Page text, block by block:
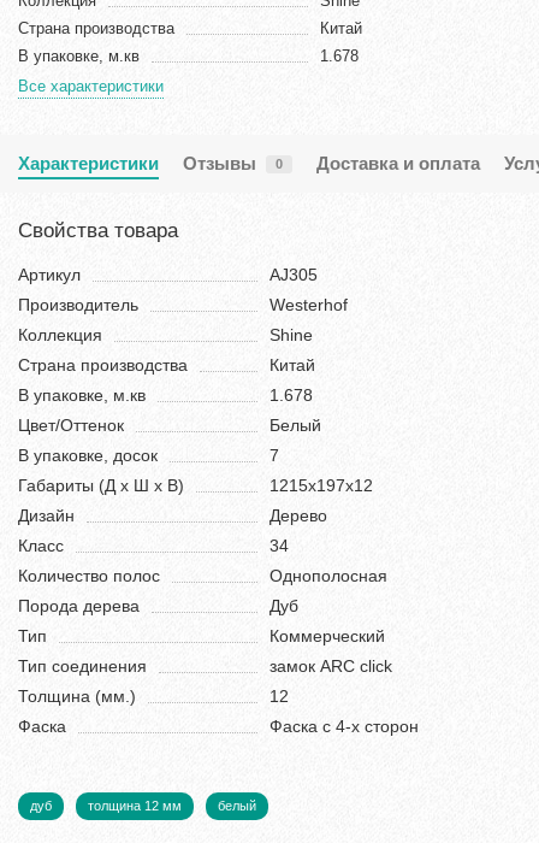
Страна производства
Китай
В упаковке, м.кв
1.678
Все характеристики
Характеристики Отзывы 0 Доставка и оплата
Свойства товара
Артикул
AJ305
Производитель
Westerhof
Коллекция
Shine
Страна производства
Китай
В упаковке, м.кв
1.678
Цвет/Оттенок
Белый
В упаковке, досок
7
Габариты (Д х Ш х В)
1215х197х12
Дизайн
Дерево
Класс
34
Количество полос
Однополосная
Порода дерева
Дуб
Тип
Коммерческий
Тип соединения
замок ARC click
Толщина (мм.)
12
Фаска
Фаска с 4-х сторон
дуб толщина 12 мм белый